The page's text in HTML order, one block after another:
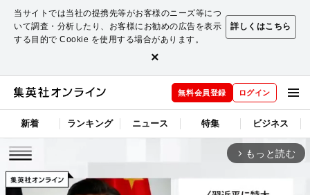
当サイトでは当社の提携先等がお客様のニーズ等につ
いて調査・分析したり、お客様にお勧めの広告を表示
する目的で Cookie を使用する場合があります。
詳しくはこちら
×
無料会員登録 ログイン
新着 ランキング ニュース 特集 ビジネス
arrow_forward_ios もっと読む